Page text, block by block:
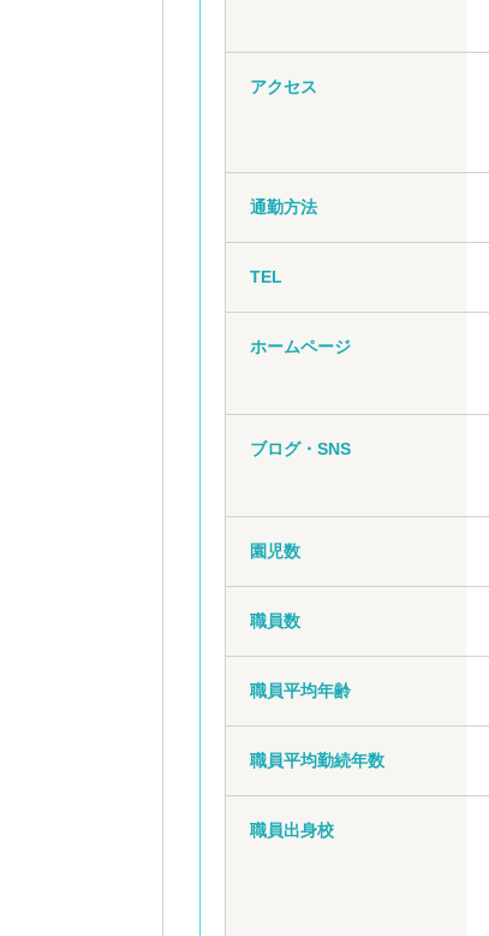
アクセス
通勤方法
TEL
ホームページ
ブログ・SNS
園児数
職員数
職員平均年齢
職員平均勤続年数
職員出身校